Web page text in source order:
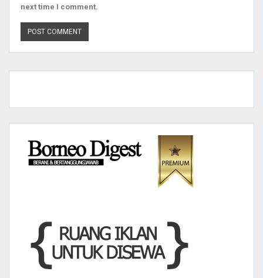
next time I comment.